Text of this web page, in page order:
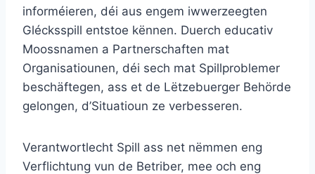
informéieren, déi aus engem iwwerzeegten
Glécksspill entstoe kënnen. Duerch educativ
Moossnamen a Partnerschaften mat
Organisatiounen, déi sech mat Spillproblemer
beschäftegen, ass et de Lëtzebuerger Behörde
gelongen, d’Situatioun ze verbesseren.
Verantwortlecht Spill ass net nëmmen eng
Verflichtung vun de Betriber, mee och eng